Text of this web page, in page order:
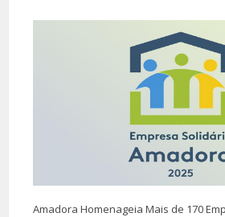
Amadora Homenageia Mais de 170